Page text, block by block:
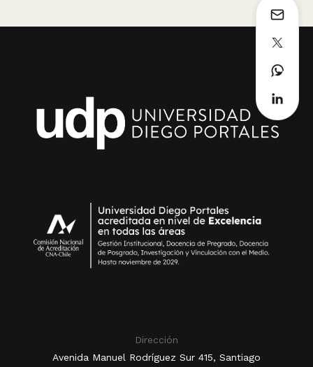
Dirección
Avenida Manuel Rodríguez Sur 415, Santiago